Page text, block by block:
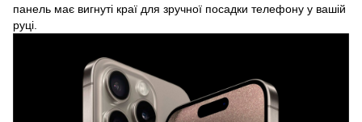
панель має вигнуті краї для зручної посадки телефону у вашій
руці.